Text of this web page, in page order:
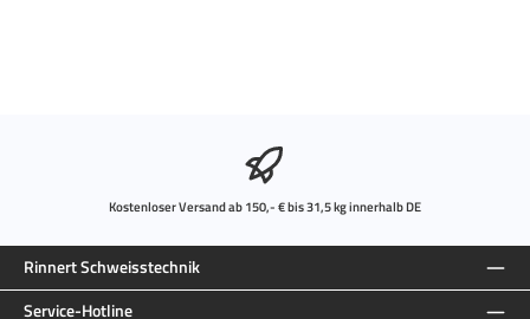
Kostenloser Versand ab 150,- € bis 31,5 kg innerhalb DE
Rinnert Schweisstechnik
Service-Hotline